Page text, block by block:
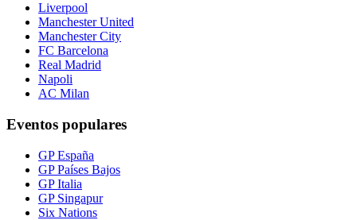
Liverpool
Manchester United
Manchester City
FC Barcelona
Real Madrid
Napoli
AC Milan
Eventos populares
GP España
GP Países Bajos
GP Italia
GP Singapur
Six Nations